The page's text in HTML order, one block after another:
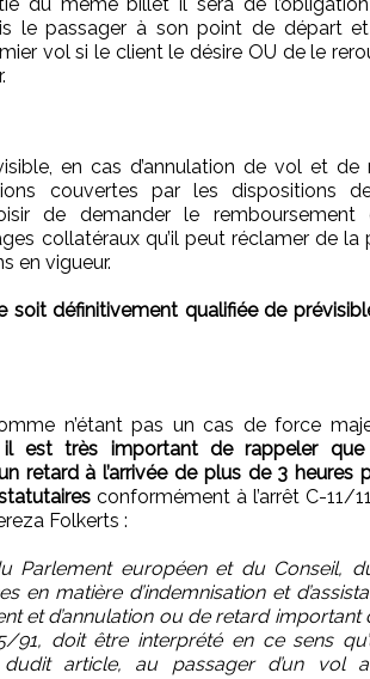
le passager à son point de départ
vol si le client le désire OU de le
en cas d’annulation de vol et de
couvertes par les dispositions
de demander le remboursement
collatéraux qu’il peut réclamer de la
en vigueur.
définitivement qualifiée de
n’étant pas un cas de force
il est très important de rappeler que
retard à l’arrivée de plus de 3 heures
conformément à l’arrêt C-11/
Folkerts :
Parlement européen et du Conseil,
matière d’indemnisation et
et d’annulation ou de retard important
doit être interprété en ce sens
article, au passager d’un vol